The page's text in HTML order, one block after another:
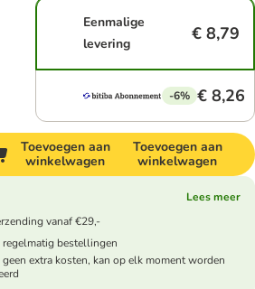
Eenmalige
levering
€ 8,79
-6% € 8,26
Toevoegen aan
winkelwagen
Toevoegen aan
winkelwagen
Lees meer
vanaf €29,-
regelmatig bestellingen
extra kosten, kan op elk moment worden